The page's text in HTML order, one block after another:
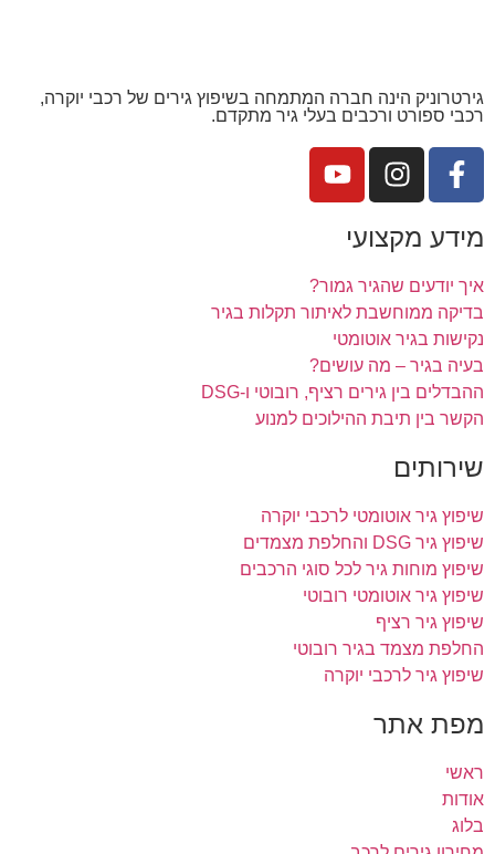
גירטרוניק הינה חברה המתמחה בשיפוץ גירים של רכבי יוקרה,
רכבי ספורט ורכבים בעלי גיר מתקדם.
מידע מקצועי
איך יודעים שהגיר גמור?
בדיקה ממוחשבת לאיתור תקלות בגיר
נקישות בגיר אוטומטי
בעיה בגיר – מה עושים?
ההבדלים בין גירים רציף, רובוטי ו-DSG
הקשר בין תיבת ההילוכים למנוע
שירותים
שיפוץ גיר אוטומטי לרכבי יוקרה
שיפוץ גיר DSG והחלפת מצמדים
שיפוץ מוחות גיר לכל סוגי הרכבים
שיפוץ גיר אוטומטי רובוטי
שיפוץ גיר רציף
החלפת מצמד בגיר רובוטי
שיפוץ גיר לרכבי יוקרה
מפת אתר
ראשי
אודות
בלוג